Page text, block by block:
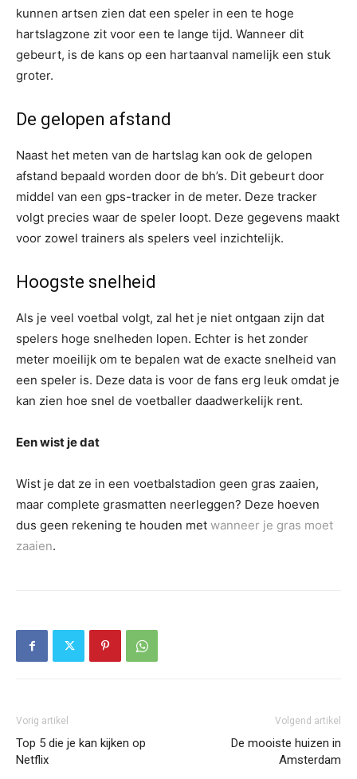
kunnen artsen zien dat een speler in een te hoge
hartslagzone zit voor een te lange tijd. Wanneer dit
gebeurt, is de kans op een hartaanval namelijk een stuk
groter.
De gelopen afstand
Naast het meten van de hartslag kan ook de gelopen
afstand bepaald worden door de bh’s. Dit gebeurt door
middel van een gps-tracker in de meter. Deze tracker
volgt precies waar de speler loopt. Deze gegevens maakt
voor zowel trainers als spelers veel inzichtelijk.
Hoogste snelheid
Als je veel voetbal volgt, zal het je niet ontgaan zijn dat
spelers hoge snelheden lopen. Echter is het zonder
meter moeilijk om te bepalen wat de exacte snelheid van
een speler is. Deze data is voor de fans erg leuk omdat je
kan zien hoe snel de voetballer daadwerkelijk rent.
Een wist je dat
Wist je dat ze in een voetbalstadion geen gras zaaien,
maar complete grasmatten neerleggen? Deze hoeven
dus geen rekening te houden met wanneer je gras moet
zaaien.
Vorig artikel
Top 5 die je kan kijken op
Netflix
Volgend artikel
De mooiste huizen in
Amsterdam